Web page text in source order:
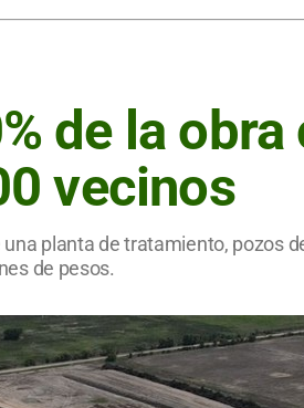
de la
vecinos
planta de tratamiento, pozos
de pesos.